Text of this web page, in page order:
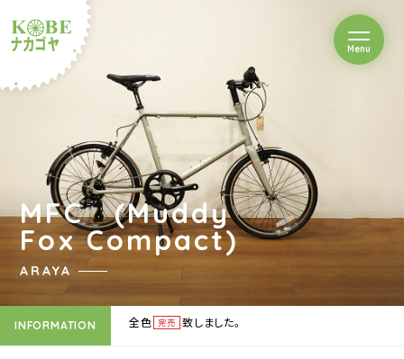
ルショップナカゴヤ
Menuを開閉
ARAYA
MFC (Muddy
Fox Compact)
INFORMATION 全色 完売 致しました。